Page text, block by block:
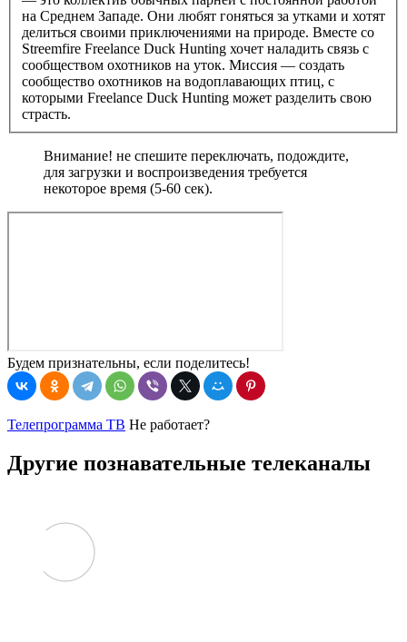
на Среднем Западе. Они любят гоняться за утками и хотят
делиться своими приключениями на природе. Вместе со
Streemfire Freelance Duck Hunting хочет наладить связь с
сообществом охотников на уток. Миссия — создать
сообщество охотников на водоплавающих птиц, с
которыми Freelance Duck Hunting может разделить свою
страсть.
Внимание! не спешите переключать, подождите,
для загрузки и воспроизведения требуется
некоторое время (5-60 сек).
Будем признательны, если поделитесь!
Телепрограмма ТВ Не работает?
Другие познавательные телеканалы